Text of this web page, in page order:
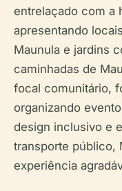
entrelaçado com a
apresentando
Maunula e jardins
caminhadas de
focal comunitário,
organizando
design inclusivo e
transporte público,
experiência